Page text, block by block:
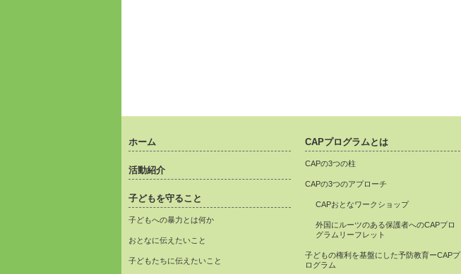
ホーム
活動紹介
子どもを守ること
子どもへの暴力とは何か
おとなに伝えたいこと
子どもたちに伝えたいこと
CAPプログラムとは
CAPの3つの柱
CAPの3つのアプローチ
CAPおとなワークショップ
外国にルーツのある保護者へのCAPプロ
グラムリーフレット
子どもの権利を基盤にした予防教育ーCAPプ
ログラム